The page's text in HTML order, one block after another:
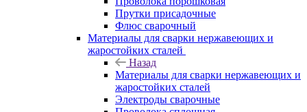
Прутки присадочные
Флюс сварочный
Материалы для сварки нержавеющих и
жаростойких сталей
Назад
Материалы для сварки нержавеющих и
жаростойких сталей
Электроды сварочные